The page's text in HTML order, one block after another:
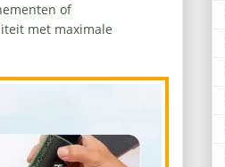
of
met maximale